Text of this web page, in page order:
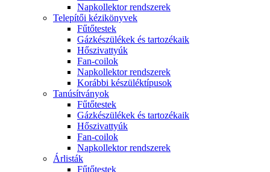
Napkollektor rendszerek
Telepítői kézikönyvek
Fűtőtestek
Gázkészülékek és tartozékaik
Hőszivattyúk
Fan-coilok
Napkollektor rendszerek
Korábbi készüléktípusok
Tanúsítványok
Fűtőtestek
Gázkészülékek és tartozékaik
Hőszivattyúk
Fan-coilok
Napkollektor rendszerek
Árlisták
Fűtőtestek